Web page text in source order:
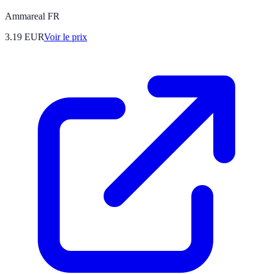
Ammareal FR
3.19 EURVoir le prix